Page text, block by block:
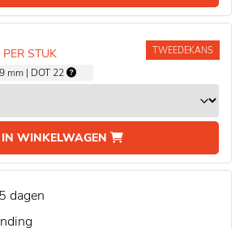
PER STUK
mm | DOT 22
IN WINKELWAGEN
TWEEDEKANS
dagen